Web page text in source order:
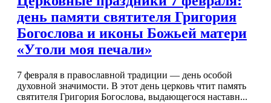
день памяти святителя Григория
Богослова и иконы Божьей матери
«Утоли моя печали»
7 февраля в православной традиции — день особой
духовной значимости. В этот день церковь чтит память
святителя Григория Богослова, выдающегося наставн...